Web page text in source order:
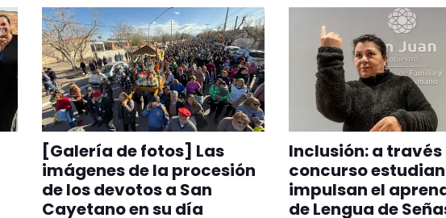
[Galería de fotos] Las
imágenes de la procesión
de los devotos a San
Cayetano en su día
Inclusión: a través
concurso
impulsan el
de Lengua de